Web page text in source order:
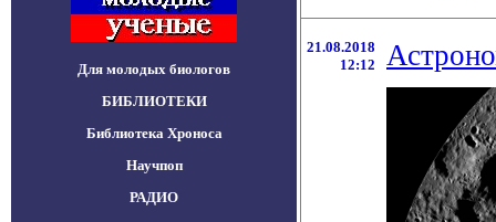
Для молодых биологов
БИБЛИОТЕКИ
Библиотека Хроноса
Научпоп
РАДИО
21.08.2018
12:12